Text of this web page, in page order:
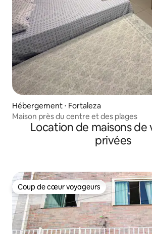
Hébergement ⋅ Fortaleza
Maison près du centre et des plages
Location de maisons de
privées
Coup de cœur voyageurs
Coup de cœur voyageurs